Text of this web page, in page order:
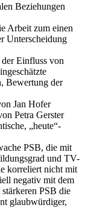
Beziehungen
Arbeit zum einen
Unterscheidung
Einfluss von
Bewertung der
Jan Hofer
Petra Gerster
„heute“-
PSB, die mit
und TV-
korreliert nicht mit
negativ mit dem
PSB die
glaubwürdiger,